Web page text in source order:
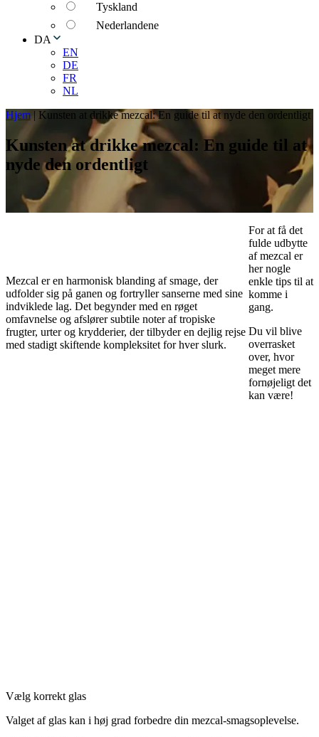
Tyskland
Nederlandene
DA
EN
DE
FR
NL
Hjem | Kunsten at drikke mezcal: En guide til at nyde den ordentligt
Kunsten at drikke mezcal: En guide til at
nyde den ordentligt
Mezcal er en harmonisk blanding af smage, der
udfolder sig på ganen og fortryller sanserne med sine
indviklede lag. Det begynder med en røget
omfavnelse og afslører subtile noter af tropiske
frugter, urter og krydderier, der tilbyder en dejlig rejse
med stadigt skiftende kompleksitet for hver slurk.
For at få det
fulde udbytte
af mezcal er
her nogle
enkle tips til at
komme i
gang.
Du vil blive
overrasket
over, hvor
meget mere
fornøjeligt det
kan være!
Vælg korrekt glas
Valget af glas kan i høj grad forbedre din mezcal-smagsoplevelse.